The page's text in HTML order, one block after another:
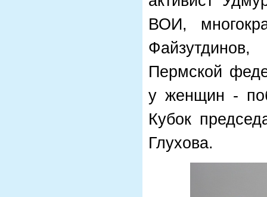
ВОИ,
Пермской
у женщин -
Кубок
Глухова.